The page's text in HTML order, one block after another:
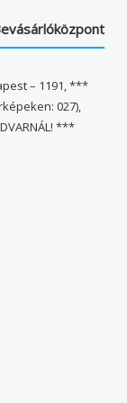
– 1191, ***
027),
***